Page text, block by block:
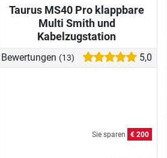
Taurus MS40 Pro klappbare
Multi Smith und
Kabelzugstation
Bewertungen (13) 5,0
Sie sparen € 200